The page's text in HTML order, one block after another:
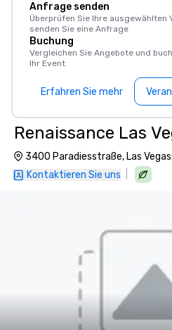
Anfrage senden
Überprüfen Sie Ihre ausgewählten
senden Sie eine Anfrage
Buchung
Vergleichen Sie Angebote und
Ihr Event
Erfahren Sie mehr
Renaissance Las
3400 Paradiesstraße, Las
Kontaktieren Sie uns